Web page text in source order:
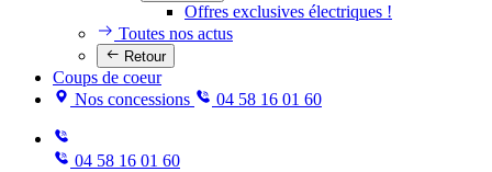
Offres exclusives électriques !
Toutes nos actus
Retour
Coups de coeur
Nos concessions
04 58 16 01 60
04 58 16 01 60